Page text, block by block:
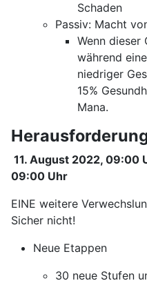
Schaden
Passiv: Macht
Wenn dieser
während
niedriger
15%
Mana.
11. August 2022, 09:00
09:00 Uhr
EINE weitere
Sicher nicht!
Neue Etappen
30 neue Stufen